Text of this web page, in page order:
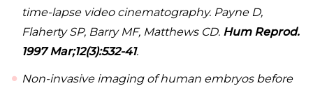
time-lapse video cinematography. Payne D,
Flaherty SP, Barry MF, Matthews CD. Hum Reprod.
1997 Mar;12(3):532-41.
Non-invasive imaging of human embryos before